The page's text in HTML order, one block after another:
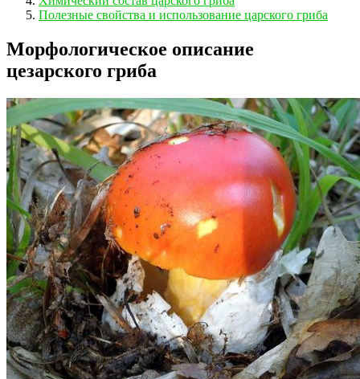
Полезные свойства и использование царского гриба
Морфологическое описание
цезарского гриба